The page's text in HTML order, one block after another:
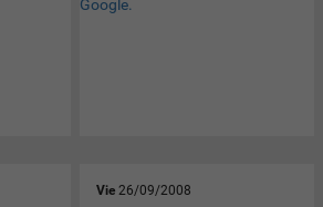
Vie 26/09/2008